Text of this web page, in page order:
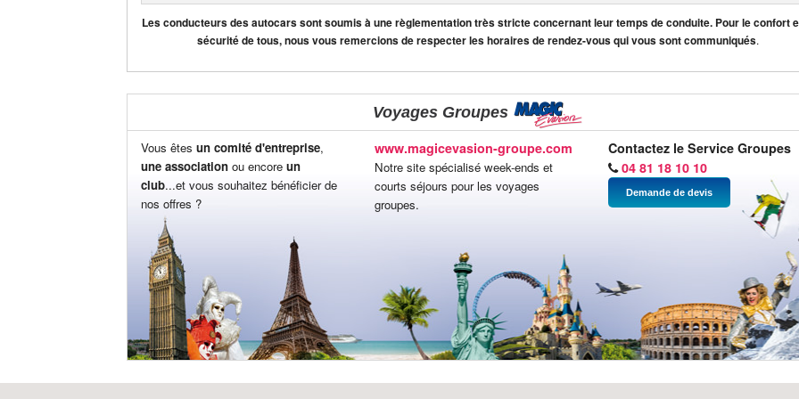
Les conducteurs des autocars sont soumis à une règlementation très stricte concernant leur temps de conduite. Pour le confort
sécurité de tous, nous vous remercions de respecter les horaires de rendez-vous qui vous sont communiqués.
Voyages Groupes
Vous êtes un comité d'entreprise,
une association ou encore un
club...et vous souhaitez bénéficier de
nos offres ?
www.magicevasion-groupe.com
Notre site spécialisé week-ends et
courts séjours pour les voyages
groupes.
Contactez le Service Groupes
04 81 18 10 10
Demande de devis